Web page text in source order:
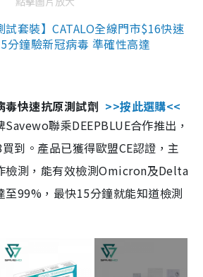
套裝】CATALO全線門市$16快速
分鐘驗新冠病毒 準確性高達
快速抗原測試劑 >>按此選購<<
聯乘DEEPBLUE合作推出，
到。產品已獲得歐盟CE認證，主
檢測，能有效檢測Omicron及Delta
至99%，最快15分鐘就能知道檢測